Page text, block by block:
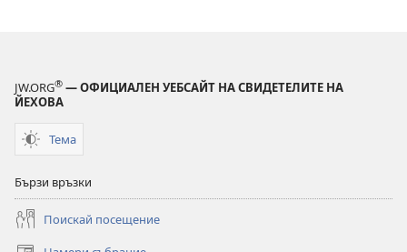
JW.ORG® — ОФИЦИАЛЕН УЕБСАЙТ НА СВИДЕТЕЛИТЕ НА
ЙЕХОВА
Тема
Бързи връзки
Поискай посещение